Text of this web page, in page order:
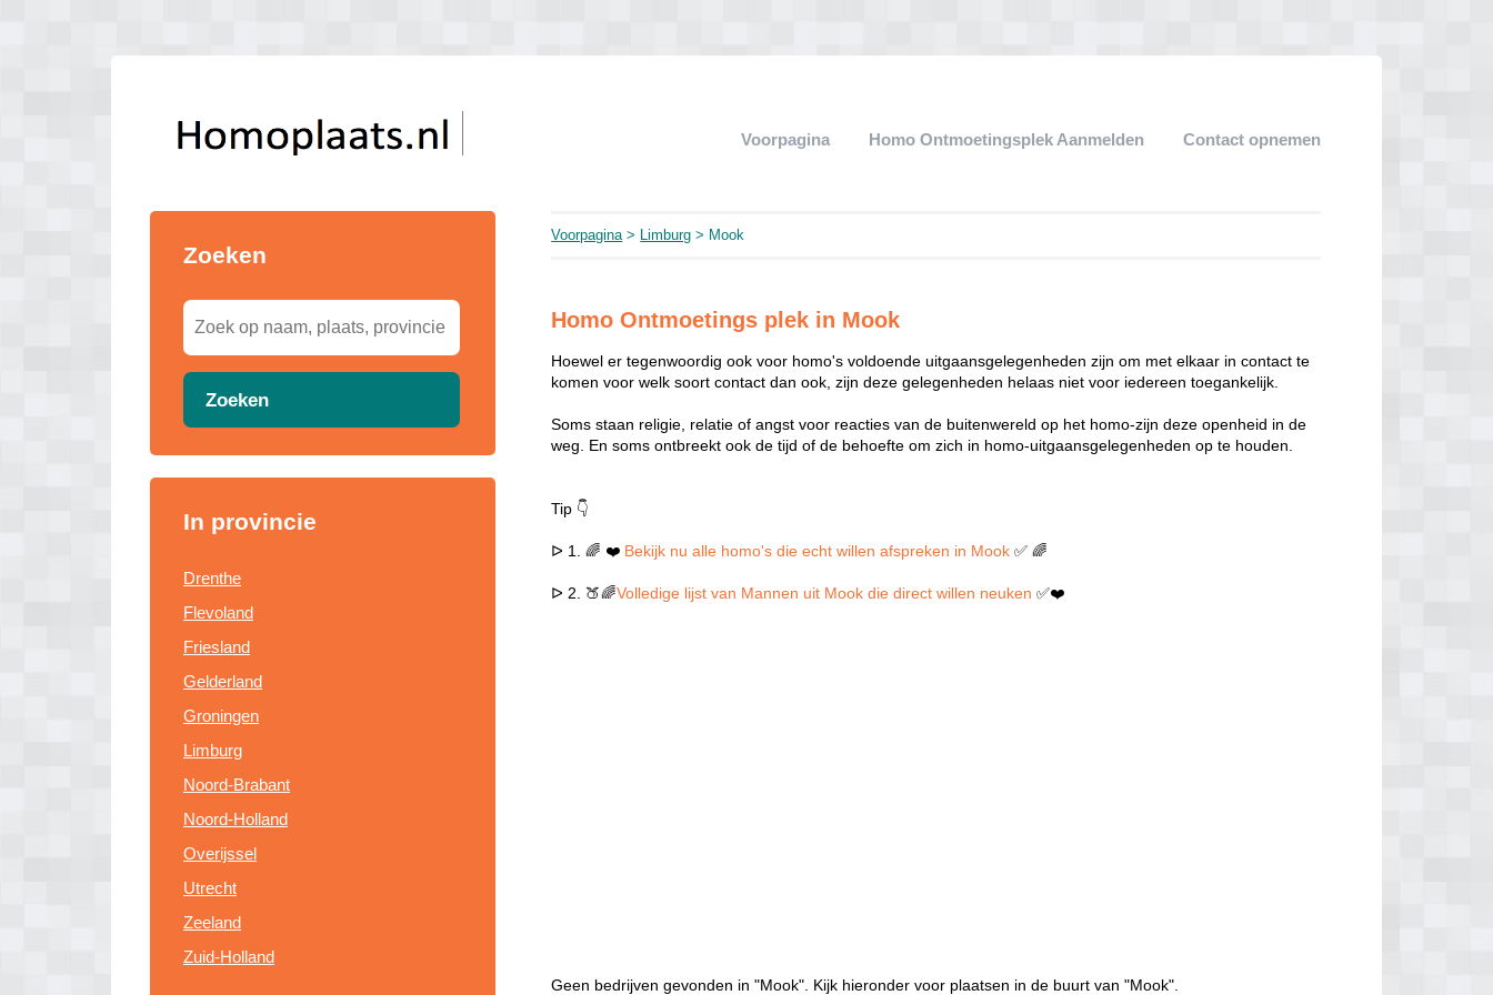
Voorpagina Homo Ontmoetingsplek Aanmelden Contact opnemen
Zoeken
Zoeken
In provincie
Drenthe
Flevoland
Friesland
Gelderland
Groningen
Limburg
Noord-Brabant
Noord-Holland
Overijssel
Utrecht
Zeeland
Zuid-Holland
Voorpagina> Limburg > Mook
Homo Ontmoetings plek in Mook
Hoewel er tegenwoordig ook voor homo's voldoende uitgaansgelegenheden zijn om met elkaar in contact te
komen voor welk soort contact dan ook, zijn deze gelegenheden helaas niet voor iedereen toegankelijk.
Soms staan religie, relatie of angst voor reacties van de buitenwereld op het homo-zijn deze openheid in de
weg. En soms ontbreekt ook de tijd of de behoefte om zich in homo-uitgaansgelegenheden op te houden.
Tip 👇
ᐅ 1. 🌈 ❤️ Bekijk nu alle homo's die echt willen afspreken in Mook ✅ 🌈
ᐅ 2. 🍑🌈Volledige lijst van Mannen uit Mook die direct willen neuken✅❤️
Geen bedrijven gevonden in "Mook". Kijk hieronder voor plaatsen in de buurt van "Mook".